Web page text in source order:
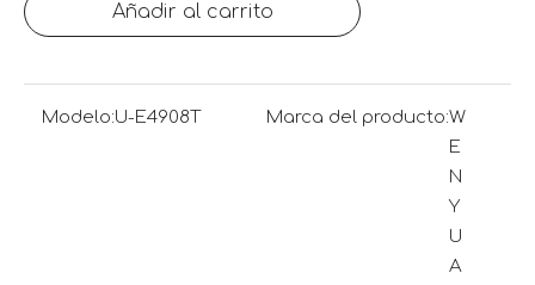
Añadir al carrito
Modelo:U-E4908T Marca del producto:W
E
N
Y
U
A